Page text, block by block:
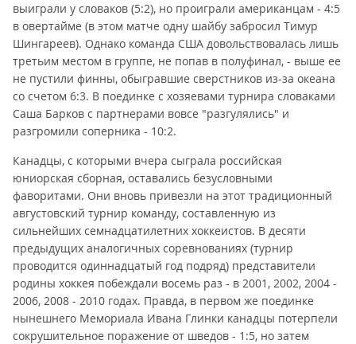
выиграли у словаков (5:2), но проиграли американцам - 4:5
в овертайме (в этом матче одну шайбу забросил Тимур
Шингареев). Однако команда США довольствовалась лишь
третьим местом в группе, не попав в полуфинал, - выше ее
не пустили финны, обыгравшие сверстников из-за океана
со счетом 6:3. В поединке с хозяевами турнира словаками
Саша Барков с партнерами вовсе "разгулялись" и
разгромили соперника - 10:2.
Канадцы, с которыми вчера сыграла российская
юниорская сборная, оставались безусловными
фаворитами. Они вновь привезли на этот традиционный
августовский турнир команду, составленную из
сильнейших семнадцатилетних хоккеистов. В десяти
предыдущих аналогичных соревнованиях (турнир
проводится одиннадцатый год подряд) представители
родины хоккея побеждали восемь раз - в 2001, 2002, 2004 -
2006, 2008 - 2010 годах. Правда, в первом же поединке
нынешнего Мемориала Ивана Глинки канадцы потерпели
сокрушительное поражение от шведов - 1:5, но затем